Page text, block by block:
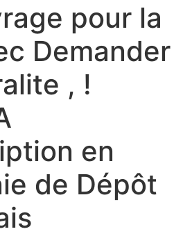
pour la
Demander
, !
en
de Dépôt